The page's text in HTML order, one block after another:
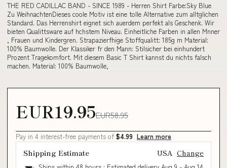
THE RED CADILLAC BAND - SINCE 1989 - Herren Shirt Farbe:Sky Blue
Zu WeihnachtenDieses coole Motiv ist eine tolle Alternative zum alltglichen
Standard. Das Herrenshirt eignet sich auerdem perfekt als Geschenk. Wir
bieten Qualittsware auf hchstem Niveau. Einheitliche Farben in allen Mnner
, Frauen und Kindergren. Strapazierfhige Stoffqualitt: 185g m Material:
100% Baumwolle. Der Klassiker fr den Mann: Stilsicher bei einhundert
Prozent Tragekomfort. Mit diesem Basic T Shirt kannst du nichts falsch
machen. Material: 100% Baumwolle,
EUR19.95EUR58.95
Pay in 4 interest-free payments of $4.99 Learn more
Shipping Estimate USA Change